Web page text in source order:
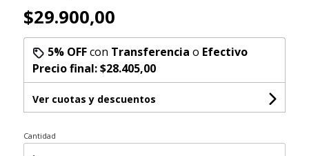
$29.900,00
5% OFFcon Transferencia o Efectivo
Precio final:$28.405,00
Ver cuotas y descuentos
Cantidad